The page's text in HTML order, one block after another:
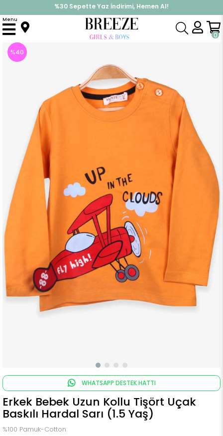
%30 Sepette Yaz İndirimi, Hemen Al!
İndirimlere ek %10 İndirimi Kap, Hemen Üye Ol!
0
Menu
Anasayfa Üst Giyim Uzun Kollu Tişört
%40
WHATSAPP DESTEK HATTI
Erkek Bebek Uzun Kollu Tişört Uçak
Baskılı Hardal Sarı (1.5 Yaş)
%100 Pamuk-Cotton